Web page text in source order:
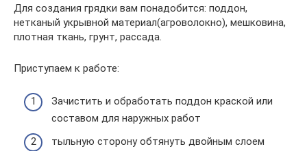
Для создания грядки вам понадобится: поддон,
нетканый укрывной материал(агроволокно), мешковина,
плотная ткань, грунт, рассада.
Приступаем к работе:
Зачистить и обработать поддон краской или
составом для наружных работ
тыльную сторону обтянуть двойным слоем